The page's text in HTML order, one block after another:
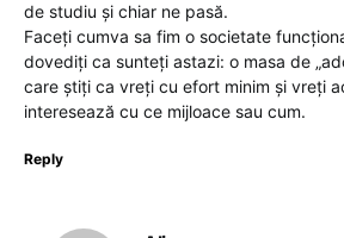
de studiu și chiar ne pasă.
Faceți cumva sa fim o societate
dovediți ca sunteți astazi: o masa de
care știți ca vreți cu efort minim și vreți
interesează cu ce mijloace sau cum.
Reply